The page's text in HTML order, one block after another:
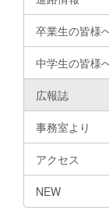
卒業生の皆様
中学生の皆様
広報誌
事務室より
アクセス
NEW